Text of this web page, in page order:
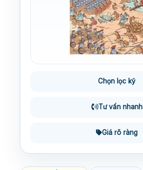
Chọn lọc kỹ
Tư vấn nhanh
Giá rõ ràng